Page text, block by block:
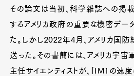
その論文は当初、科学雑誌への掲
するアメリカ政府の重要な機密デー
た。しかし2022年4月、アメリカ国
送った。その書簡には、アメリカ宇
主任サイエンティストが、「IM1の速